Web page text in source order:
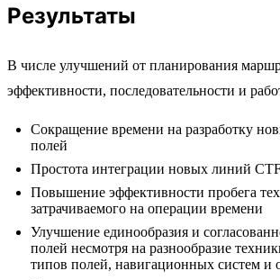
Результаты
В числе улучшений от планирования
эффективности, последовательности и
Сокращение времени на разработку
полей
Простота интеграции новых линий
Повышение эффективности пробега
затрачиваемого на операции времени
Улучшение единообразия и
полей несмотря на разнообразие
типов полей, навигационных систем и